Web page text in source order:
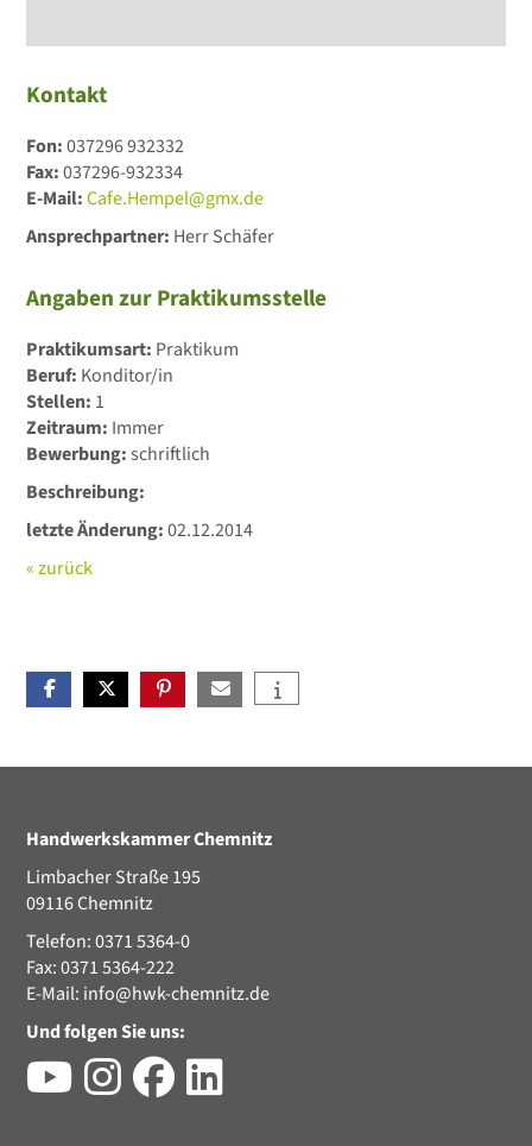
Kontakt
Fon:037296 932332
Fax:037296-932334
E-Mail:Cafe.Hempel@gmx.de
Ansprechpartner: Herr Schäfer
Angaben zur Praktikumsstelle
Praktikumsart: Praktikum
Beruf: Konditor/in
Stellen: 1
Zeitraum: Immer
Bewerbung:schriftlich
Beschreibung:
letzte Änderung:02.12.2014
« zurück
Handwerkskammer Chemnitz
Limbacher Straße 195
09116 Chemnitz
Telefon: 0371 5364-0
Fax: 0371 5364-222
E-Mail: info@hwk-chemnitz.de
Und folgen Sie uns: